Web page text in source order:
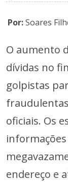
Por:Soares
O aumento
dívidas no
golpistas
oficiais. Os
endereço e